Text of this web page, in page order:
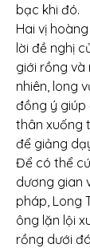
bạc khi đó.
Hai vị
lời đề nghị
giới rồng và
nhiên, long
đồng ý giúp
thân xuống
để giảng
Để có thể
dương gian
pháp, Long
ông lặn lội
rồng dưới